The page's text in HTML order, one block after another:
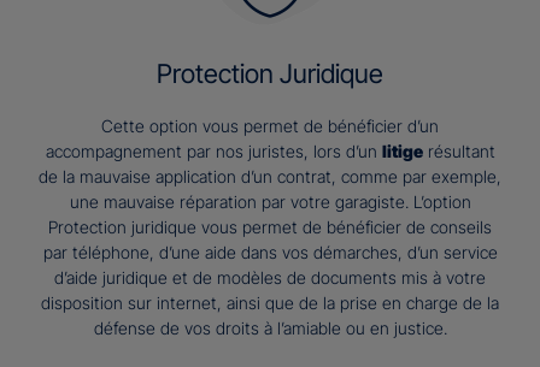
Protection Juridique
Cette option vous permet de bénéficier d’un
accompagnement par nos juristes, lors d’un litigerésultant
de la mauvaise application d’un contrat, comme par exemple,
une mauvaise réparation par votre garagiste. L’option
Protection juridique vous permet de bénéficier de conseils
par téléphone, d’une aide dans vos démarches, d’un service
d’aide juridique et de modèles de documents mis à votre
disposition sur internet, ainsi que de la prise en charge de la
défense de vos droits à l’amiable ou en justice.